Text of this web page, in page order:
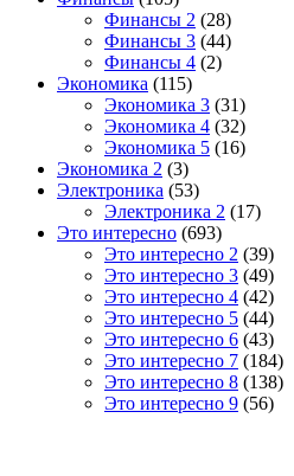
Финансы 2 (28)
Финансы 3 (44)
Финансы 4 (2)
Экономика (115)
Экономика 3 (31)
Экономика 4 (32)
Экономика 5 (16)
Экономика 2 (3)
Электроника (53)
Электроника 2 (17)
Это интересно (693)
Это интересно 2 (39)
Это интересно 3 (49)
Это интересно 4 (42)
Это интересно 5 (44)
Это интересно 6 (43)
Это интересно 7 (184)
Это интересно 8 (138)
Это интересно 9 (56)